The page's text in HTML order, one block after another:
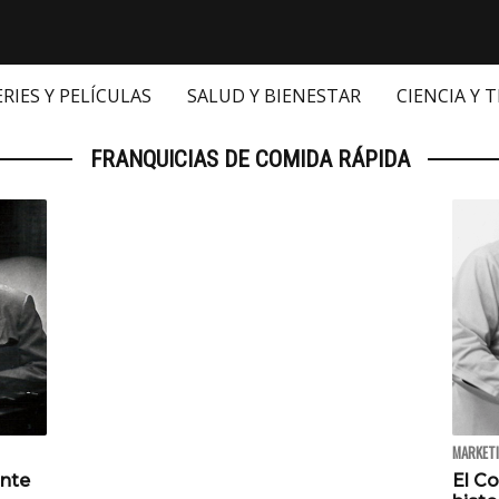
Y PELÍCULAS SALUD Y BIENESTAR CIENCIA Y
FRANQUICIAS DE COMIDA RÁPIDA
El